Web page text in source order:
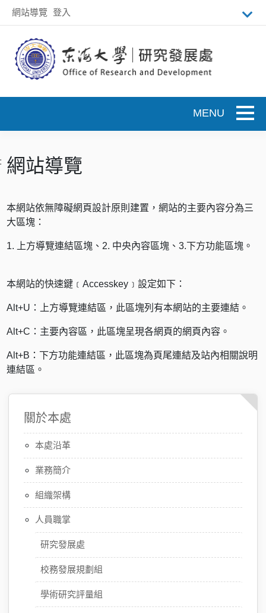
跳到主要內容
網站導覽 登入
網站導覽
本網站依無障礙網頁設計原則建置，網站的主要內容分為三
大區塊：
1. 上方導覽連結區塊、2. 中央內容區塊、3.下方功能區塊。
本網站的快速鍵﹝Accesskey﹞設定如下：
Alt+U：上方導覽連結區，此區塊列有本網站的主要連結。
Alt+C：主要內容區，此區塊呈現各網頁的網頁內容。
Alt+B：下方功能連結區，此區塊為頁尾連結及站內相關說明
連結區。
關於本處
本處沿革
業務簡介
組織架構
人員職掌
研究發展處
校務發展規劃組
學術研究評量組